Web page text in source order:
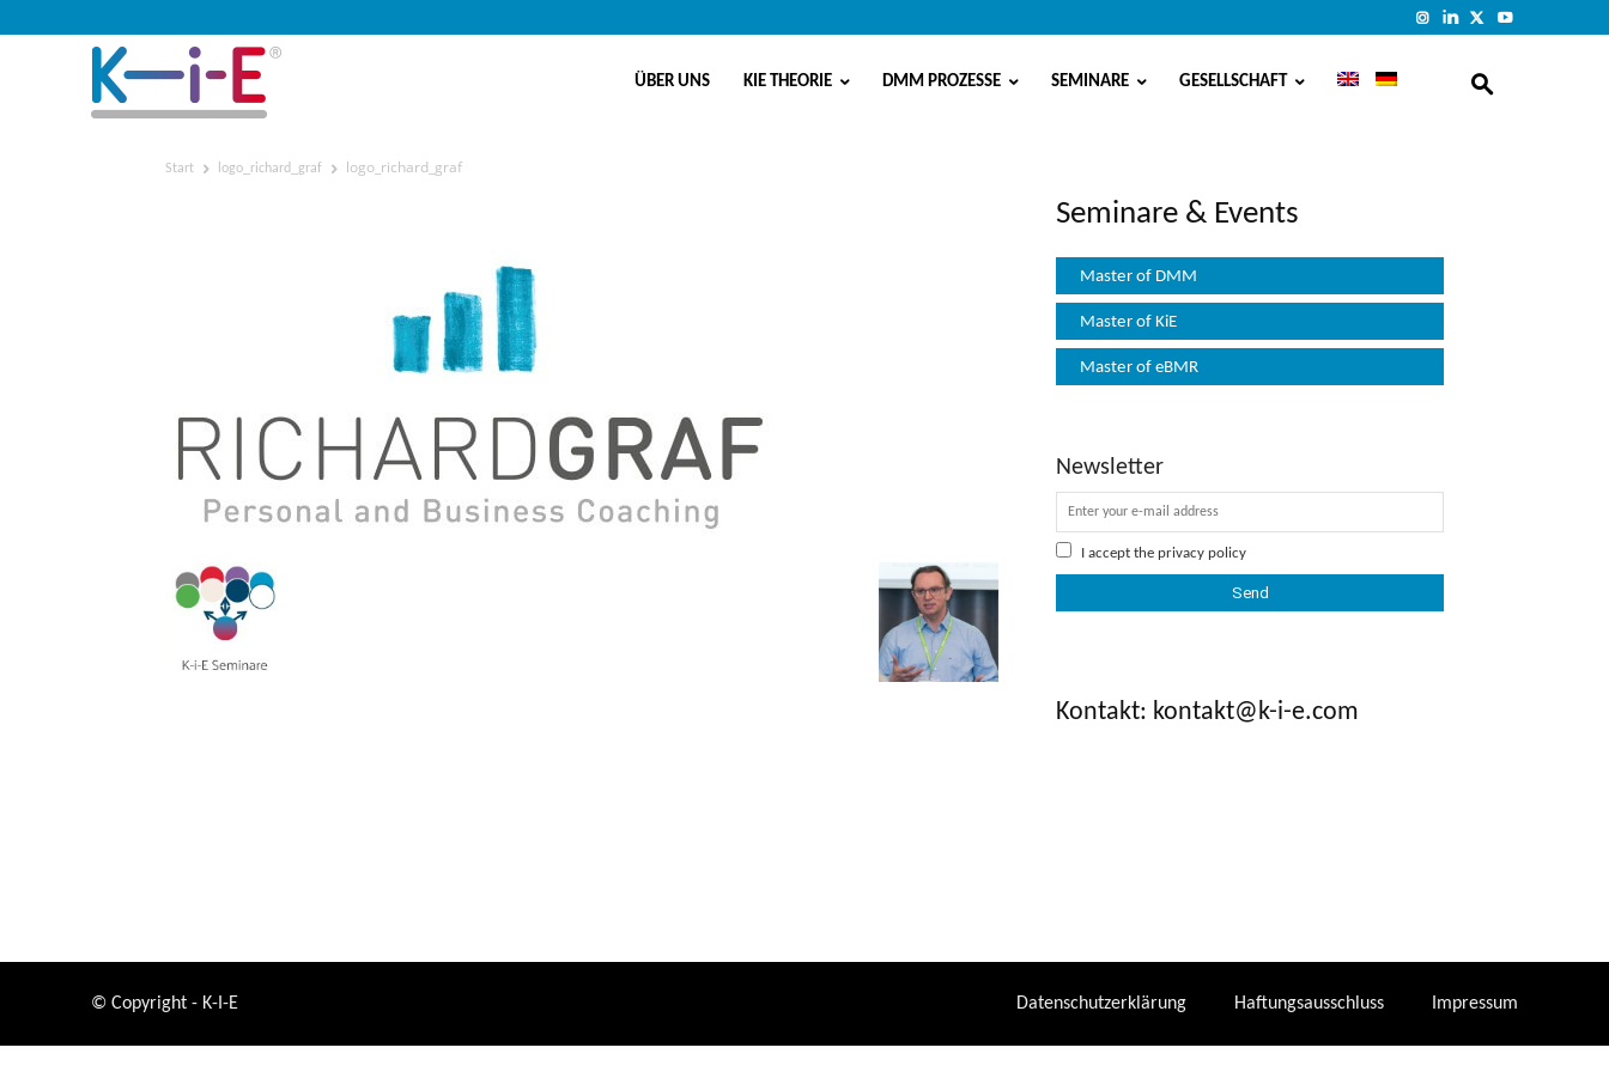
ÜBER UNS KIE THEORIE DMM PROZESSE SEMINARE GESELLSCHAFT
Start logo_richard_graf logo_richard_graf
Seminare & Events
Master of DMM
Master of KiE
Master of eBMR
Newsletter
I accept the privacy policy
Kontakt: kontakt@k-i-e.com
© Copyright - K-I-E Datenschutzerklärung Haftungsausschluss Impressum